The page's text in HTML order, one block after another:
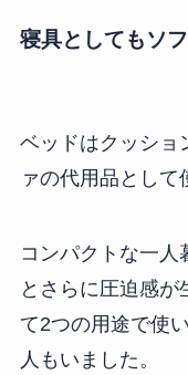
寝具としてもソ
ベッドはクッショ
ァの代用品として
コンパクトな一人
とさらに圧迫感
て2つの用途で使
人もいました。